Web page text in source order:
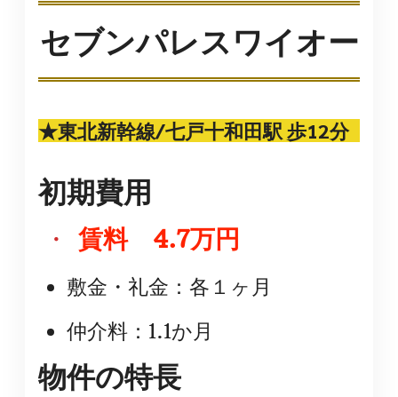
セブンパレスワイオー
★東北新幹線/七戸十和田駅 歩12分
初期費用
・ 賃料 4.7万円
敷金・礼金：各１ヶ月
仲介料：1.1か月
物件の特長